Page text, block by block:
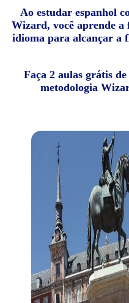
Ao estudar espanhol
Wizard, você aprende a
idioma para alcançar a
Faça 2 aulas grátis
metodologia